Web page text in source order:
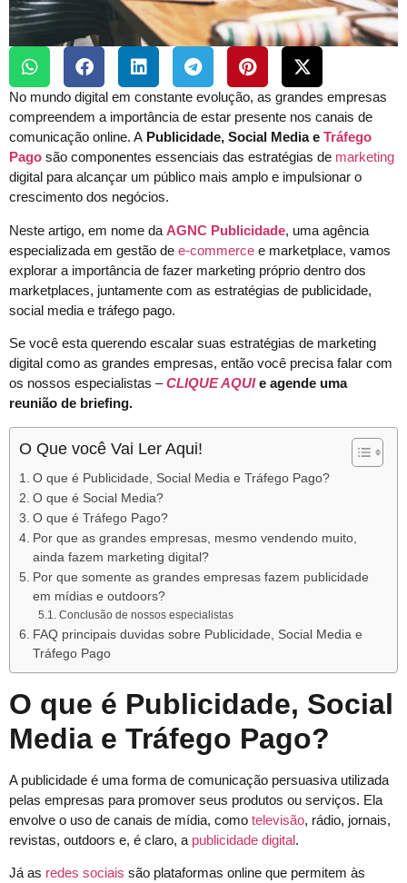
No mundo digital em constante evolução, as grandes empresas
compreendem a importância de estar presente nos canais de
comunicação online. A Publicidade, Social Media e Tráfego
Pago são componentes essenciais das estratégias de marketing
digital para alcançar um público mais amplo e impulsionar o
crescimento dos negócios.
Neste artigo, em nome da AGNC Publicidade, uma agência
especializada em gestão de e-commerce e marketplace, vamos
explorar a importância de fazer marketing próprio dentro dos
marketplaces, juntamente com as estratégias de publicidade,
social media e tráfego pago.
Se você esta querendo escalar suas estratégias de marketing
digital como as grandes empresas, então você precisa falar com
os nossos especialistas –CLIQUE AQUIe agende uma
reunião de briefing.
O Que você Vai Ler Aqui!
O que é Publicidade, Social Media e Tráfego Pago?
O que é Social Media?
O que é Tráfego Pago?
Por que as grandes empresas, mesmo vendendo muito,
ainda fazem marketing digital?
Por que somente as grandes empresas fazem publicidade
em mídias e outdoors?
Conclusão de nossos especialistas
FAQ principais duvidas sobre Publicidade, Social Media e
Tráfego Pago
O que é Publicidade, Social
Media e Tráfego Pago?
A publicidade é uma forma de comunicação persuasiva utilizada
pelas empresas para promover seus produtos ou serviços. Ela
envolve o uso de canais de mídia, como televisão, rádio, jornais,
revistas, outdoors e, é claro, a publicidade digital.
Já as redes sociais são plataformas online que permitem às